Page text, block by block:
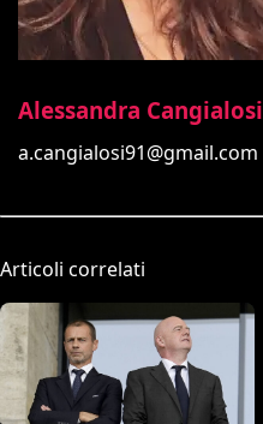
Alessandra Cangialosi
a.cangialosi91@gmail.com
Articoli correlati